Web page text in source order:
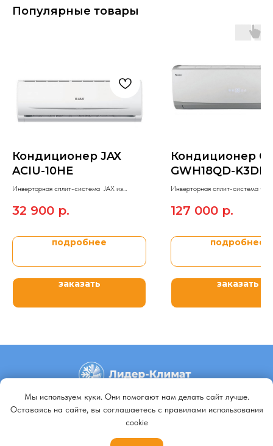
Популярные товары
Кондиционер JAX
ACIU-10HE
Инверторная сплит-система JAX из
32 900 р.
подробнее
заказать
Кондиционер
GWH18QD-
Инверторная сплит-система
127 000 р.
подробнее
заказать
+79140648798
+79647092229
Мы используем куки. Они помогают нам делать сайт лучше.
Оставаясь на сайте, вы соглашаетесь с правилами использования
cookie